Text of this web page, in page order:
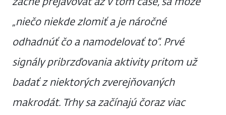
„niečo niekde zlomiť a je náročné
odhadnúť čo a namodelovať to“. Prvé
signály pribrzďovania aktivity pritom už
badať z niektorých zverejňovaných
makrodát. Trhy sa začínajú čoraz viac